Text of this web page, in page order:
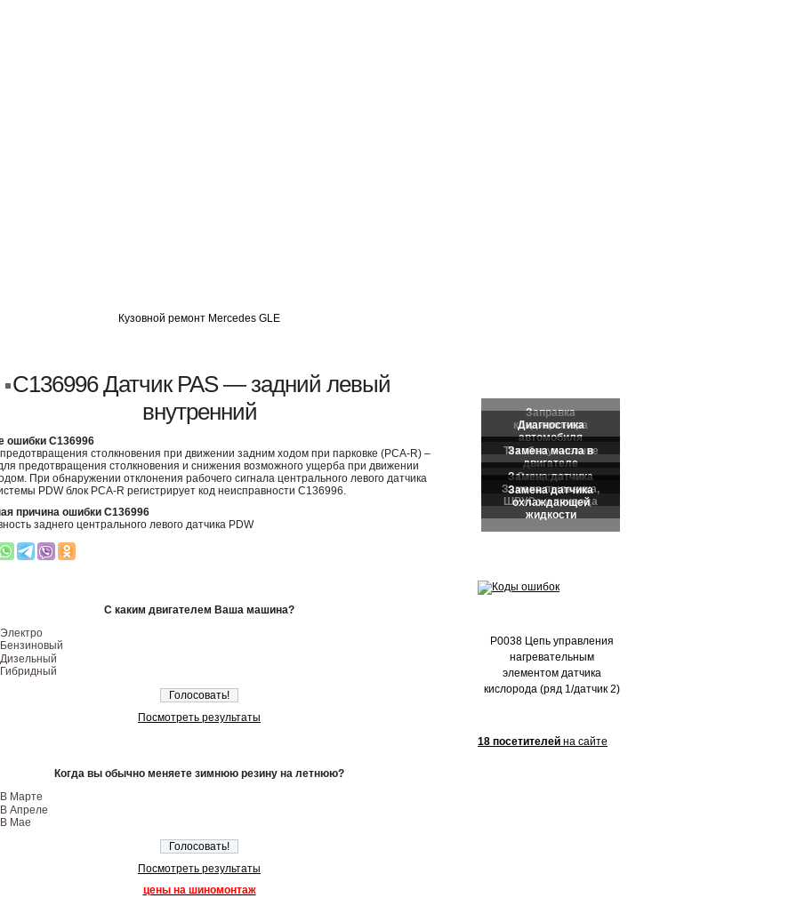
Кузовной ремонт Mercedes GLE
C136996 Датчик PAS — задний левый
внутренний
ошибки C136996
столкновения при движении задним ходом при парковке (PCA-R) –
предотвращения столкновения и снижения возможного ущерба при движении
При обнаружении отклонения рабочего сигнала центрального левого датчика
PDW блок PCA-R регистрирует код неисправности C136996.
причина ошибки C136996
заднего центрального левого датчика PDW
С каким двигателем Ваша машина?
Электро
Бензиновый
Дизельный
Гибридный
Посмотреть результаты
Когда вы обычно меняете зимнюю резину на летнюю?
В Марте
В Апреле
В Мае
Посмотреть результаты
цены на шиномонтаж
P0038 Цепь управления
нагревательным
элементом датчика
кислорода (ряд 1/датчик 2)
18 посетителей на сайте